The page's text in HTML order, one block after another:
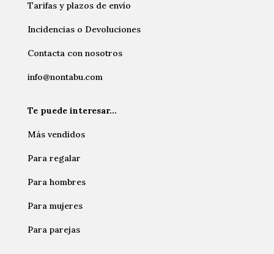
Tarifas y plazos de envío
Incidencias o Devoluciones
Contacta con nosotros
info@nontabu.com
Te puede interesar…
Más vendidos
Para regalar
Para hombres
Para mujeres
Para parejas